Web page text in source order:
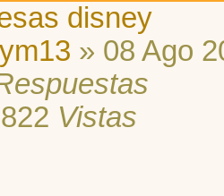
disney
» 08 Ago
Vistas